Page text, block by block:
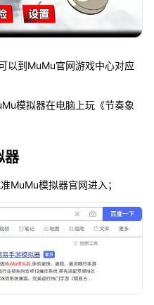
以到MuMu官网游戏中心对应
模拟器在电脑上玩《节奏象
器
MuMu模拟器官网进入；